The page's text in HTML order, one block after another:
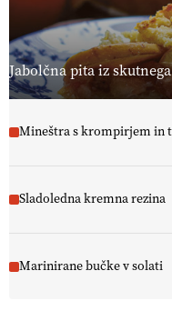
Jabolčna pita iz
Mineštra s krompirjem in
Sladoledna kremna rezina
Marinirane bučke v solati